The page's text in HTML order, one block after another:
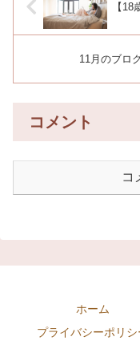
【
11月のブロ
コメント
コ
ホーム
プライバシーポリシ